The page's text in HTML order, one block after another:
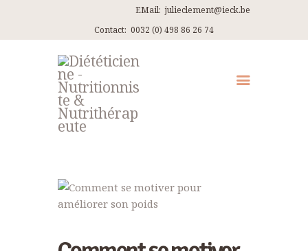
EMail: julieclement@ieck.be
Contact: 0032 (0) 498 86 26 74
QUI SUIS-JE ?
CONSULTATIONS
RECETTES